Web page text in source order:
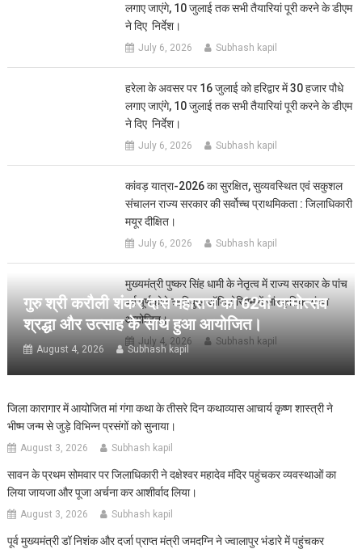
लगाए जाएंगे, 10 जुलाई तक सभी तैयारियां पूरी करने के डीएम
ने दिए निर्देश।
July 6, 2026 Subhash kapil
हरेला के अवसर पर 16 जुलाई को हरिद्वार में 30 हजार पौधे
लगाए जाएंगे, 10 जुलाई तक सभी तैयारियां पूरी करने के डीएम
ने दिए निर्देश।
July 6, 2026 Subhash kapil
कांवड़ यात्रा-2026 का सुरक्षित, सुव्यवस्थित एवं सकुशल
संचालन राज्य सरकार की सर्वोच्च प्राथमिकता : जिलाधिकारी
मयूर दीक्षित।
July 6, 2026 Subhash kapil
मुख्यमंत्री पुष्कर सिंह धामी के नेतृत्व में राज्य सरकार के पांच
वर्ष पूर्ण होने ऋषिकुल ऑडिटोरियम में सांस्कृतिक संध्या
आयोजित।
July 4, 2026 Subhash kapil
गुरु श्री करौली शंकर दास महाराज का 62वां जन्मोत्सव
श्रद्धा और उत्साह के साथ हुआ आयोजित।
August 4, 2026 Subhash kapil
जिला कारागार में आयोजित मां गंगा कथा के तीसरे दिन कथाव्यास आचार्य कृष्ण शास्त्री ने
भीष्म जन्म से जुड़े विभिन्न प्रसंगों को सुनाया।
August 3, 2026 Subhash kapil
सावन के प्रथम सोमवार पर जिलाधिकारी ने दक्षेश्वर महादेव मंदिर पहुंचकर व्यवस्थाओं का
लिया जायजा और पूजा अर्चना कर आशीर्वाद लिया।
August 3, 2026 Subhash kapil
पूर्व मुख्यमंत्री डॉ निशंक और दर्जा प्राप्त मंत्री जमदग्नि ने ज्वालापुर भंडारे में पहुंचकर